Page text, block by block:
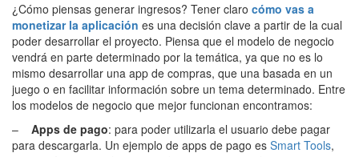
¿Cómo piensas generar ingresos? Tener claro cómo vas a
monetizar la aplicación es una decisión clave a partir de la cual
poder desarrollar el proyecto. Piensa que el modelo de negocio
vendrá en parte determinado por la temática, ya que no es lo
mismo desarrollar una app de compras, que una basada en un
juego o en facilitar información sobre un tema determinado. Entre
los modelos de negocio que mejor funcionan encontramos:
– Apps de pago: para poder utilizarla el usuario debe pagar
para descargarla. Un ejemplo de apps de pago es Smart Tools,